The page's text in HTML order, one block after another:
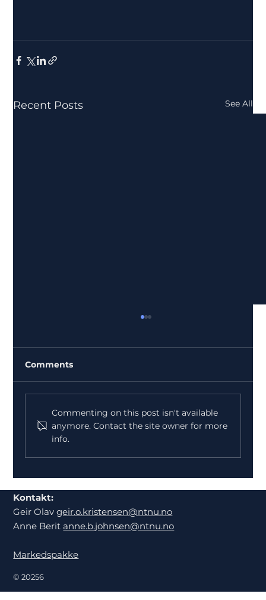
Recent Posts See All
Comments
Commenting on this post isn't available
anymore. Contact the site owner for more
info.
Kontakt:
Geir Olavgeir.o.kristensen@ntnu.no
Anne Berit anne.b.johnsen@ntnu.no
Markedspakke
© 20256